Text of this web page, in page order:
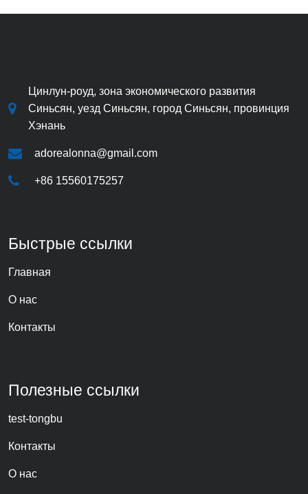
Цинлун-роуд, зона экономического развития
Синьсян, уезд Синьсян, город Синьсян, провинция
Хэнань
adorealonna@gmail.com
+86 15560175257
Быстрые ссылки
Главная
О нас
Контакты
Полезные ссылки
test-tongbu
Контакты
О нас